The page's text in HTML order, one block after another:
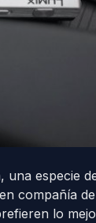
especie
compañía
lo